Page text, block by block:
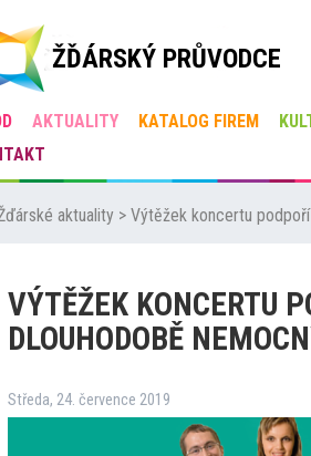
ŽĎÁRSKÝ PRŮVODCE
AKTUALITY KATALOG FIREM
aktuality > Výtěžek koncertu
VÝTĚŽEK KONCERTU
DLOUHODOBĚ
Středa, 24. července 2019